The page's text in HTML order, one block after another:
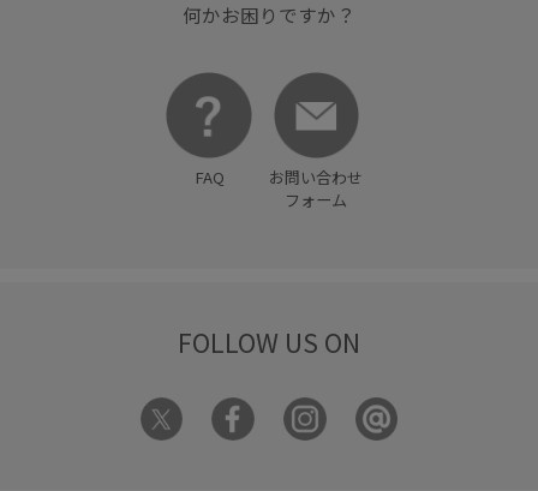
何かお困りですか？
FAQ
お問い合わせ
フォーム
FOLLOW US ON